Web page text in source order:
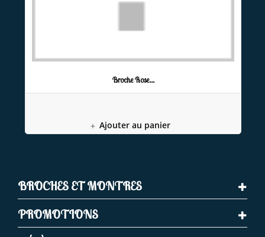
Broche Rose...
Ajouter au panier
BROCHES ET MONTRES
PROMOTIONS